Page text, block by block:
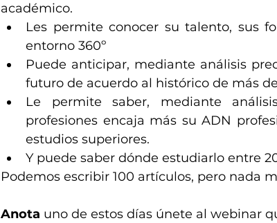
académico.
Les permite conocer su talento, sus
entorno 360º
Puede anticipar, mediante análisis
futuro de acuerdo al histórico de más
Le permite saber, mediante
profesiones encaja más su ADN
estudios superiores.
Y puede saber dónde estudiarlo entre
Podemos escribir 100 artículos, pero nada
Anota uno de estos días únete al webinar